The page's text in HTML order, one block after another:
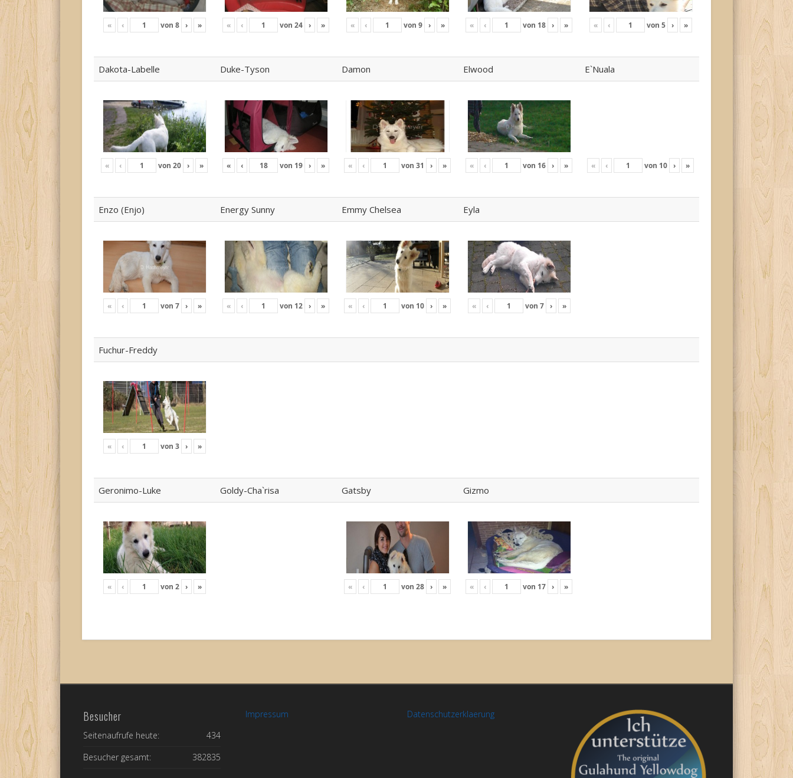
« ‹ von 8 › » « ‹ von24 › » « ‹ von 9 › » « ‹ von 18 › » « ‹ von 5 › »
Dakota-Labelle Duke-Tyson Damon Elwood E`Nuala
« ‹ von20 › » « ‹ von 19 › » « ‹ von31 › » « ‹ von 16 › » « ‹ von 10 › »
Enzo (Enjo) Energy Sunny Emmy Chelsea Eyla
« ‹ von 7 › » « ‹ von 12 › » « ‹ von 10 › » « ‹ von 7 › »
Fuchur-Freddy
« ‹ von 3 › »
Geronimo-Luke Goldy-Cha`risa Gatsby Gizmo
« ‹ von 2 › » « ‹ von28 › » « ‹ von 17 › »
Besucher
434
Seitenaufrufe heute:
382835
Besucher gesamt:
Impressum Datenschutzerklaerung